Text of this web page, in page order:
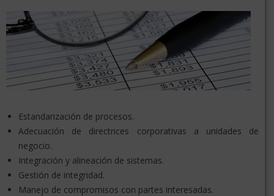
Estandarización de procesos.
Adecuación de directrices corporativas a unidades de
negocio.
Integración y alineación de sistemas.
Gestión de integridad.
Manejo de compromisos con partes interesadas.